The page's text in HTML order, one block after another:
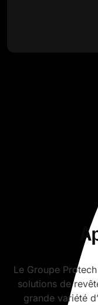
Le Groupe
solutions de
grande variété